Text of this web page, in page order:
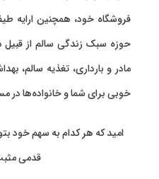
فروشگاه خود، همچنین ارایه
حوزه سبک زندگی سالم از قبیل
مادر و بارداری، تغذیه سالم،
خوبی برای شما و خانواده‌ها در
امید که هر کدام به سهم خود
قدمی